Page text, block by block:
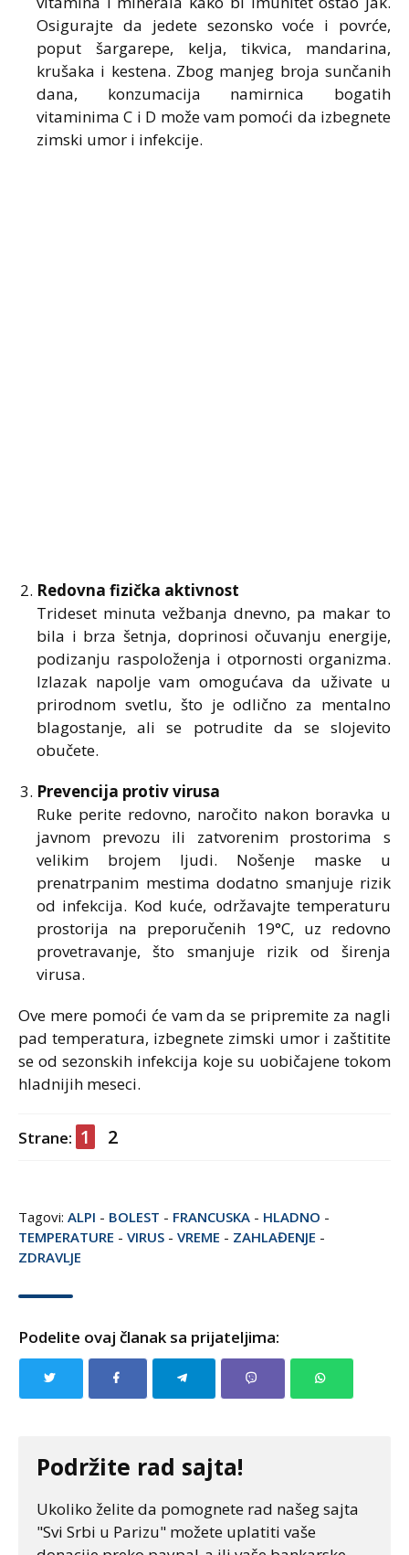
Osigurajte da jedete sezonsko voće i povrće,
poput šargarepe, kelja, tikvica, mandarina,
krušaka i kestena. Zbog manjeg broja sunčanih
dana, konzumacija namirnica bogatih
vitaminima C i D može vam pomoći da izbegnete
zimski umor i infekcije.
Redovna fizička aktivnost
Trideset minuta vežbanja dnevno, pa makar to
bila i brza šetnja, doprinosi očuvanju energije,
podizanju raspoloženja i otpornosti organizma.
Izlazak napolje vam omogućava da uživate u
prirodnom svetlu, što je odlično za mentalno
blagostanje, ali se potrudite da se slojevito
obučete.
Prevencija protiv virusa
Ruke perite redovno, naročito nakon boravka u
javnom prevozu ili zatvorenim prostorima s
velikim brojem ljudi. Nošenje maske u
prenatrpanim mestima dodatno smanjuje rizik
od infekcija. Kod kuće, održavajte temperaturu
prostorija na preporučenih 19°C, uz redovno
provetravanje, što smanjuje rizik od širenja
virusa.
Ove mere pomoći će vam da se pripremite za nagli
pad temperatura, izbegnete zimski umor i zaštitite
se od sezonskih infekcija koje su uobičajene tokom
hladnijih meseci.
Strane: 1 2
Tagovi: ALPI - BOLEST - FRANCUSKA - HLADNO -
TEMPERATURE - VIRUS - VREME - ZAHLAĐENJE -
ZDRAVLJE
Podelite ovaj članak sa prijateljima:
Podržite rad sajta!
Ukoliko želite da pomognete rad našeg sajta
"Svi Srbi u Parizu" možete uplatiti vaše